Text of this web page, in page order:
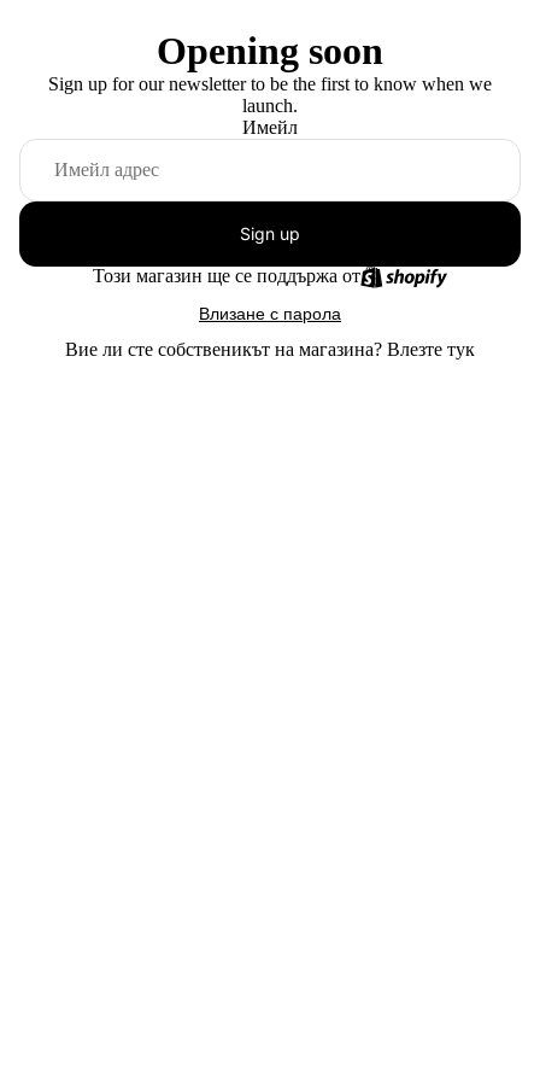
Opening soon
Sign up for our newsletter to be the first to know when we
launch.
Имейл
Sign up
Този магазин ще се поддържа от
Влизане с парола
Вие ли сте собственикът на магазина? Влезте тук